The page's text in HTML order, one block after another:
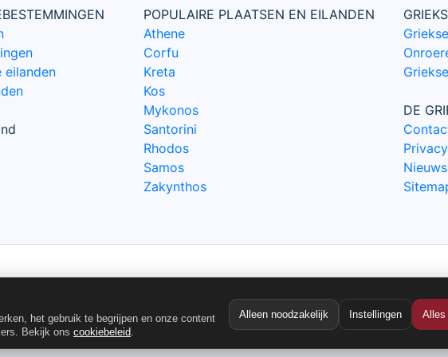
het gebruik te begrijpen en onze content
Bekijk ons cookiebeleid.
Alleen noodzakelijk Instellingen Alles
eilanden
POPULAIRE PLAATSEN EN EILANDEN
Athene
Corfu
Kreta
Kos
Mykonos
Santorini
Rhodos
Samos
Zakynthos
DE
© De Griekse Gids 2000-2026